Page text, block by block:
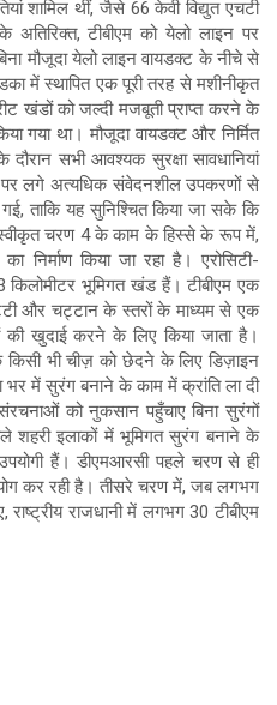
शामिल थीं, जैसे 66 केवी विद्युत एचटी
अतिरिक्त, टीबीएम को येलो लाइन पर
मौजूदा येलो लाइन वायडक्ट के नीचे से
में स्थापित एक पूरी तरह से मशीनीकृत
खंडों को जल्दी मजबूती प्राप्त करने के
गया था। मौजूदा वायडक्ट और निर्मित
सभी आवश्यक सुरक्षा सावधानियां
लगे अत्यधिक संवेदनशील उपकरणों से
ताकि यह सुनिश्चित किया जा सके कि
चरण 4 के काम के हिस्से के रूप में,
निर्माण किया जा रहा है। एरोसिटी-
किलोमीटर भूमिगत खंड हैं। टीबीएम एक
और चट्टान के स्तरों के माध्यम से एक
की खुदाई करने के लिए किया जाता है।
भी चीज़ को छेदने के लिए डिज़ाइन
भर में सुरंग बनाने के काम में क्रांति ला दी
को नुकसान पहुँचाए बिना सुरंगों
शहरी इलाकों में भूमिगत सुरंग बनाने के
हैं। डीएमआरसी पहले चरण से ही
कर रही है। तीसरे चरण में, जब लगभग
राजधानी में लगभग 30 टीबीएम